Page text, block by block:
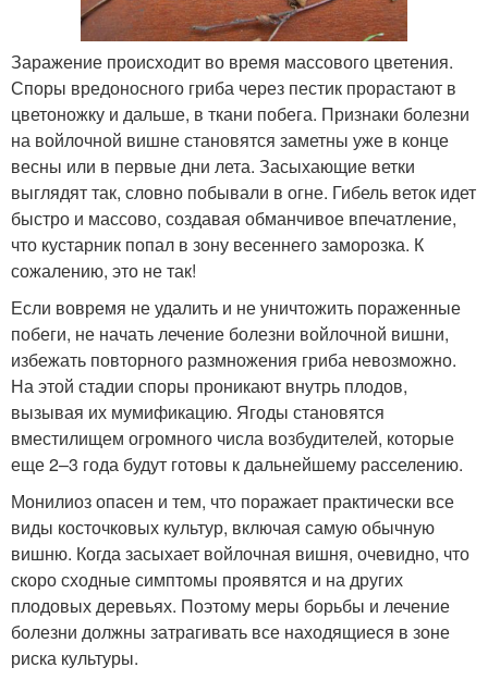
Заражение происходит во время массового цветения.
Споры вредоносного гриба через пестик прорастают в
цветоножку и дальше, в ткани побега. Признаки болезни
на войлочной вишне становятся заметны уже в конце
весны или в первые дни лета. Засыхающие ветки
выглядят так, словно побывали в огне. Гибель веток идет
быстро и массово, создавая обманчивое впечатление,
что кустарник попал в зону весеннего заморозка. К
сожалению, это не так!
Если вовремя не удалить и не уничтожить пораженные
побеги, не начать лечение болезни войлочной вишни,
избежать повторного размножения гриба невозможно.
На этой стадии споры проникают внутрь плодов,
вызывая их мумификацию. Ягоды становятся
вместилищем огромного числа возбудителей, которые
еще 2–3 года будут готовы к дальнейшему расселению.
Монилиоз опасен и тем, что поражает практически все
виды косточковых культур, включая самую обычную
вишню. Когда засыхает войлочная вишня, очевидно, что
скоро сходные симптомы проявятся и на других
плодовых деревьях. Поэтому меры борьбы и лечение
болезни должны затрагивать все находящиеся в зоне
риска культуры.